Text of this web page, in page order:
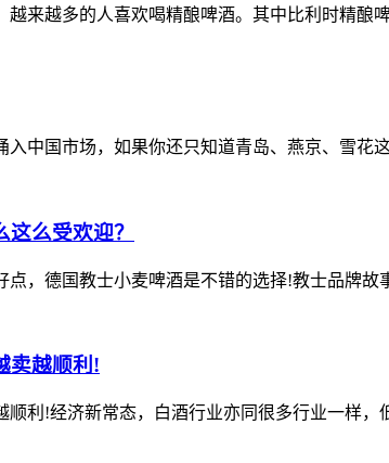
越来越多的人喜欢喝精酿啤酒。其中比利时精酿
入中国市场，如果你还只知道青岛、燕京、雪花
么受欢迎？
点，德国教士小麦啤酒是不错的选择!教士品牌
卖越顺利!
顺利!经济新常态，白酒行业亦同很多行业一样